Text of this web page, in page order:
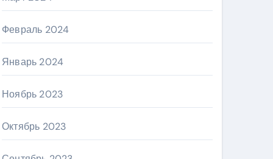
Февраль 2024
Январь 2024
Ноябрь 2023
Октябрь 2023